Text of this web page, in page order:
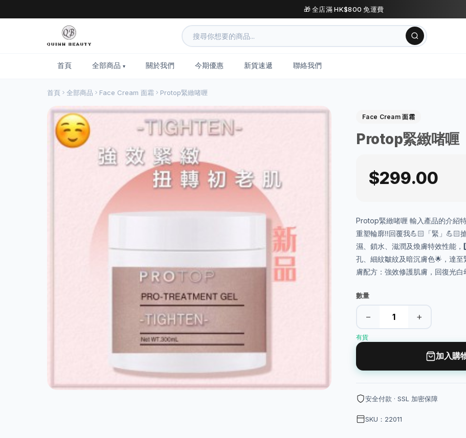
🎁 全店滿 HK$800 免運費
首頁 全部商品 關於我們 今期優惠 新貨速遞 聯絡我們
首頁 全部商品 Face Cream 面霜 Protop緊緻啫喱
Face Cream 面霜
Protop緊緻啫喱
$299.00
Protop緊緻啫喱 輸入產品的介紹
重塑輪廓‼️回覆我💪🏻「緊」💪🏻
濕、鎖水、滋潤及煥膚特效性能
孔、細紋皺紋及暗沉膚色🌟，達
膚配方：強效修護肌膚，回復光白
數量
− +
有貨
加入購
安全付款 · SSL 加密保障
SKU：22011